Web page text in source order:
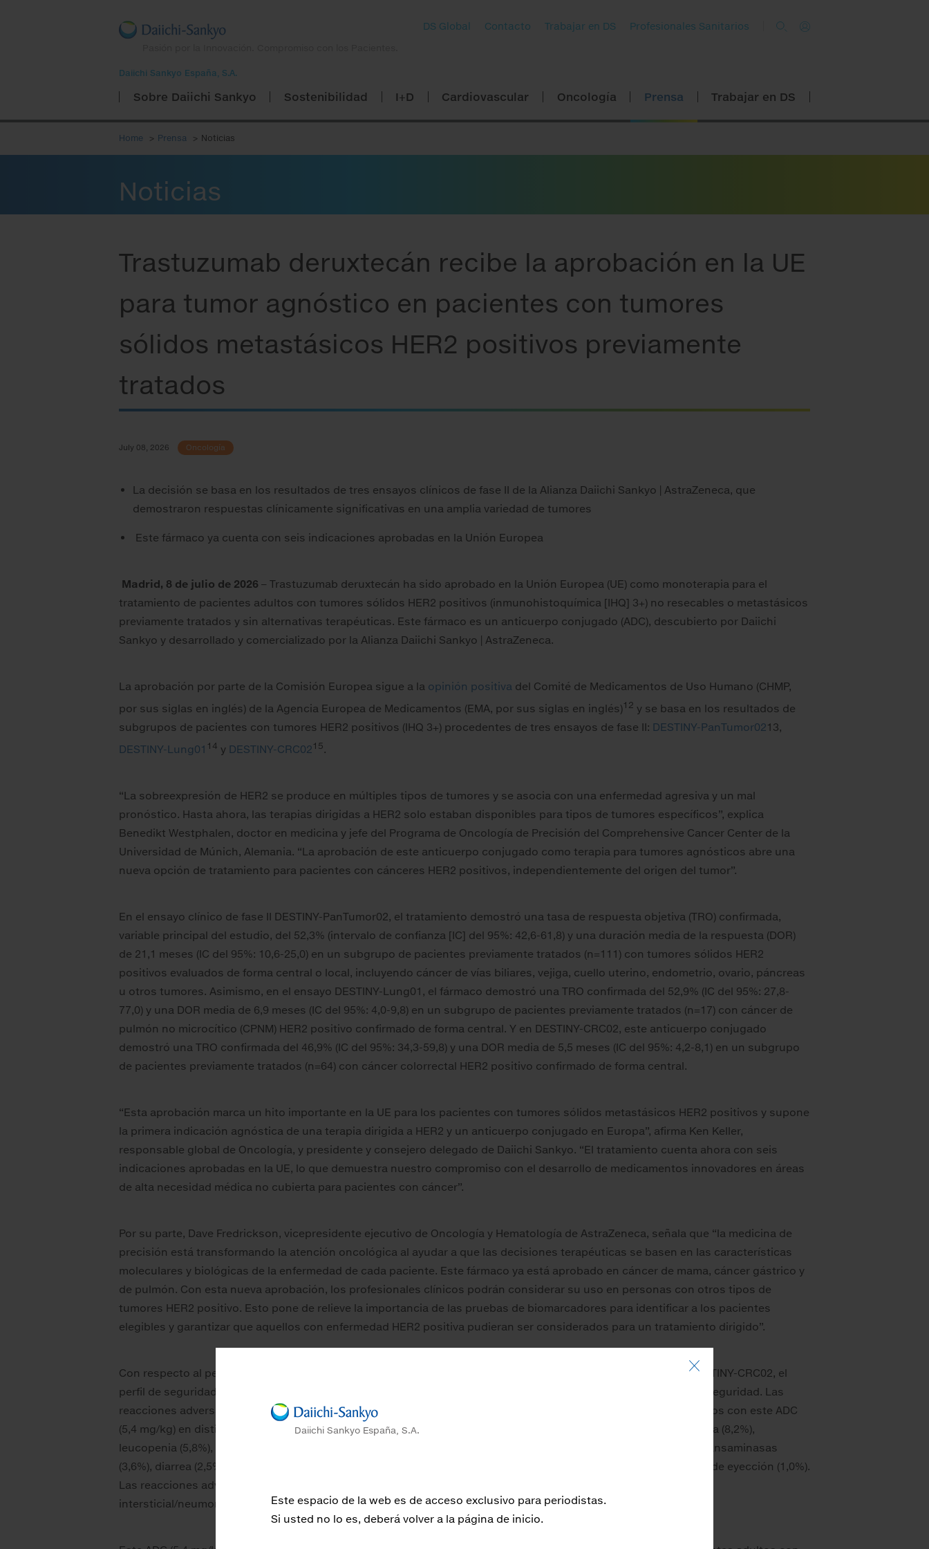
DS Global Contacto Trabajar en DS Profesionales Sanitarios
Daiichi Sankyo España, S.A.
Sobre Daiichi Sankyo Sostenibilidad I+D Cardiovascular Oncología Prensa Trabajar en DS
Home Prensa Noticias
Noticias
Daiichi Sankyo España, S.A.
Este espacio de la web es de acceso exclusivo para periodistas.
Si usted no lo es, deberá volver a la página de inicio.
Trastuzumab deruxtecán recibe la aprobación en la UE
para tumor agnóstico en pacientes con tumores
sólidos metastásicos HER2 positivos previamente
tratados
July 08, 2026 Oncología
La decisión se basa en los resultados de tres ensayos clínicos de fase II de la Alianza Daiichi Sankyo | AstraZeneca, que
demostraron respuestas clínicamente significativas en una amplia variedad de tumores
Este fármaco ya cuenta con seis indicaciones aprobadas en la Unión Europea
Madrid, 8 de julio de 2026 – Trastuzumab deruxtecán ha sido aprobado en la Unión Europea (UE) como monoterapia para el
tratamiento de pacientes adultos con tumores sólidos HER2 positivos (inmunohistoquímica [IHQ] 3+) no resecables o metastásicos
previamente tratados y sin alternativas terapéuticas. Este fármaco es un anticuerpo conjugado (ADC), descubierto por Daiichi
Sankyo y desarrollado y comercializado por la Alianza Daiichi Sankyo | AstraZeneca.
La aprobación por parte de la Comisión Europea sigue a la opinión positiva del Comité de Medicamentos de Uso Humano (CHMP,
por sus siglas en inglés) de la Agencia Europea de Medicamentos (EMA, por sus siglas en inglés)12 y se basa en los resultados de
subgrupos de pacientes con tumores HER2 positivos (IHQ 3+) procedentes de tres ensayos de fase II: DESTINY-PanTumor0213,
DESTINY-Lung01 14 y DESTINY-CRC0215.
“La sobreexpresión de HER2 se produce en múltiples tipos de tumores y se asocia con una enfermedad agresiva y un mal
pronóstico. Hasta ahora, las terapias dirigidas a HER2 solo estaban disponibles para tipos de tumores específicos”, explica
Benedikt Westphalen, doctor en medicina y jefe del Programa de Oncología de Precisión del Comprehensive Cancer Center de la
Universidad de Múnich, Alemania. “La aprobación de este anticuerpo conjugado como terapia para tumores agnósticos abre una
nueva opción de tratamiento para pacientes con cánceres HER2 positivos, independientemente del origen del tumor”.
En el ensayo clínico de fase II DESTINY-PanTumor02, el tratamiento demostró una tasa de respuesta objetiva (TRO) confirmada,
variable principal del estudio, del 52,3% (intervalo de confianza [IC] del 95%: 42,6-61,8) y una duración media de la respuesta (DOR)
de 21,1 meses (IC del 95%: 10,6-25,0) en un subgrupo de pacientes previamente tratados (n=111) con tumores sólidos HER2
positivos evaluados de forma central o local, incluyendo cáncer de vías biliares, vejiga, cuello uterino, endometrio, ovario, páncreas
u otros tumores. Asimismo, en el ensayo DESTINY-Lung01, el fármaco demostró una TRO confirmada del 52,9% (IC del 95%: 27,8-
77,0) y una DOR media de 6,9 meses (IC del 95%: 4,0-9,8) en un subgrupo de pacientes previamente tratados (n=17) con cáncer de
pulmón no microcítico (CPNM) HER2 positivo confirmado de forma central. Y en DESTINY-CRC02, este anticuerpo conjugado
demostró una TRO confirmada del 46,9% (IC del 95%: 34,3-59,8) y una DOR media de 5,5 meses (IC del 95%: 4,2-8,1) en un subgrupo
de pacientes previamente tratados (n=64) con cáncer colorrectal HER2 positivo confirmado de forma central.
“Esta aprobación marca un hito importante en la UE para los pacientes con tumores sólidos metastásicos HER2 positivos y supone
la primera indicación agnóstica de una terapia dirigida a HER2 y un anticuerpo conjugado en Europa”, afirma Ken Keller,
responsable global de Oncología, y presidente y consejero delegado de Daiichi Sankyo. “El tratamiento cuenta ahora con seis
indicaciones aprobadas en la UE, lo que demuestra nuestro compromiso con el desarrollo de medicamentos innovadores en áreas
de alta necesidad médica no cubierta para pacientes con cáncer”.
Por su parte, Dave Fredrickson, vicepresidente ejecutivo de Oncología y Hematología de AstraZeneca, señala que “la medicina de
precisión está transformando la atención oncológica al ayudar a que las decisiones terapéuticas se basen en las características
moleculares y biológicas de la enfermedad de cada paciente. Este fármaco ya está aprobado en cáncer de mama, cáncer gástrico y
de pulmón. Con esta nueva aprobación, los profesionales clínicos podrán considerar su uso en personas con otros tipos de
tumores HER2 positivo. Esto pone de relieve la importancia de las pruebas de biomarcadores para identificar a los pacientes
elegibles y garantizar que aquellos con enfermedad HER2 positiva pudieran ser considerados para un tratamiento dirigido”.
Con respecto al perfil de seguridad de esta terapia, en los ensayos DESTINY-PanTumor02, DESTINY-Lung01 y DESTINY-CRC02, el
perfil de seguridad fue coherente con el de ensayos clínicos previos, sin que se identificaran nuevas señales de seguridad. Las
reacciones adversas de grado 3 o grado 4 procedentes de un análisis de seguridad conjunto de pacientes tratados con este ADC
(5,4 mg/kg) en distintos tipos de tumores en estudios clínicos incluyeron neutropenia (18,5%), anemia (9,9%), fatiga (8,2%),
leucopenia (5,8%), trombocitopenia (5,2%), náuseas (4,8%), linfopenia (4,2%), hipopotasemia (3,6%), aumento de transaminasas
(3,6%), diarrea (2,5%), vómitos (2,4%), disminución del apetito (1,6%), neumonía (1,4%) y disminución de la fracción de eyección (1,0%).
Las reacciones adversas de grado 5 se produjeron en el 1,1% de los pacientes, incluyendo enfermedad pulmonar
intersticial/neumonitis (1,0%).